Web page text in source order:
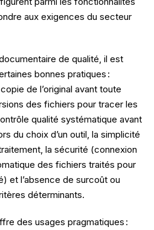
aux exigences du secteur
de qualité, il est
bonnes pratiques :
de l’original avant toute
des fichiers pour tracer les
qualité systématique avant
du choix d’un outil, la simplicité
la sécurité (connexion
des fichiers traités pour
et l’absence de surcoût ou
déterminants.
des usages pragmatiques :